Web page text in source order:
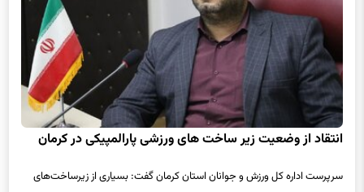
انتقاد از وضعیت زیر ساخت های ورزشی پارالمپیکی در کرمان
سرپرست اداره کل ورزش و جوانان استان کرمان گفت: بسیاری از زیرساخت‌های